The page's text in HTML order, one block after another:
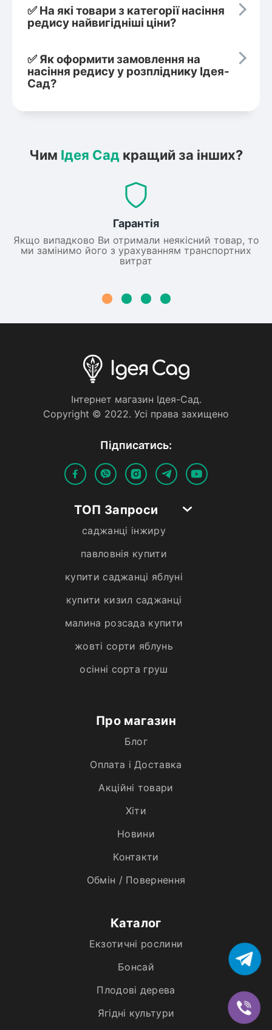
✅ На які товари з категорії насіння
редису найвигідніші ціни?
✅ Як оформити замовлення на
насіння редису у розпліднику Ідея-
Сад?
Чим Ідея Сад кращий за інших?
Гарантія
Якщо випадково Ви отримали неякісний товар, то
ми замінимо його з урахуванням транспортних
витрат
Iнтернет магазин Iдея-Сад.
Copyright © 2022. Усi права захищено
Пiдписатись:
ТОП Запроси
саджанці інжиру
павловнія купити
купити саджанці яблуні
купити кизил саджанці
малина розсада купити
жовті сорти яблунь
осінні сорта груш
Про магазин
Блог
Оплата і Доставка
Акційні товари
Хiти
Новини
Контакти
Обмін / Повернення
Каталог
Екзотичні рослини
Бонсай
Плодові дерева
Ягідні культури